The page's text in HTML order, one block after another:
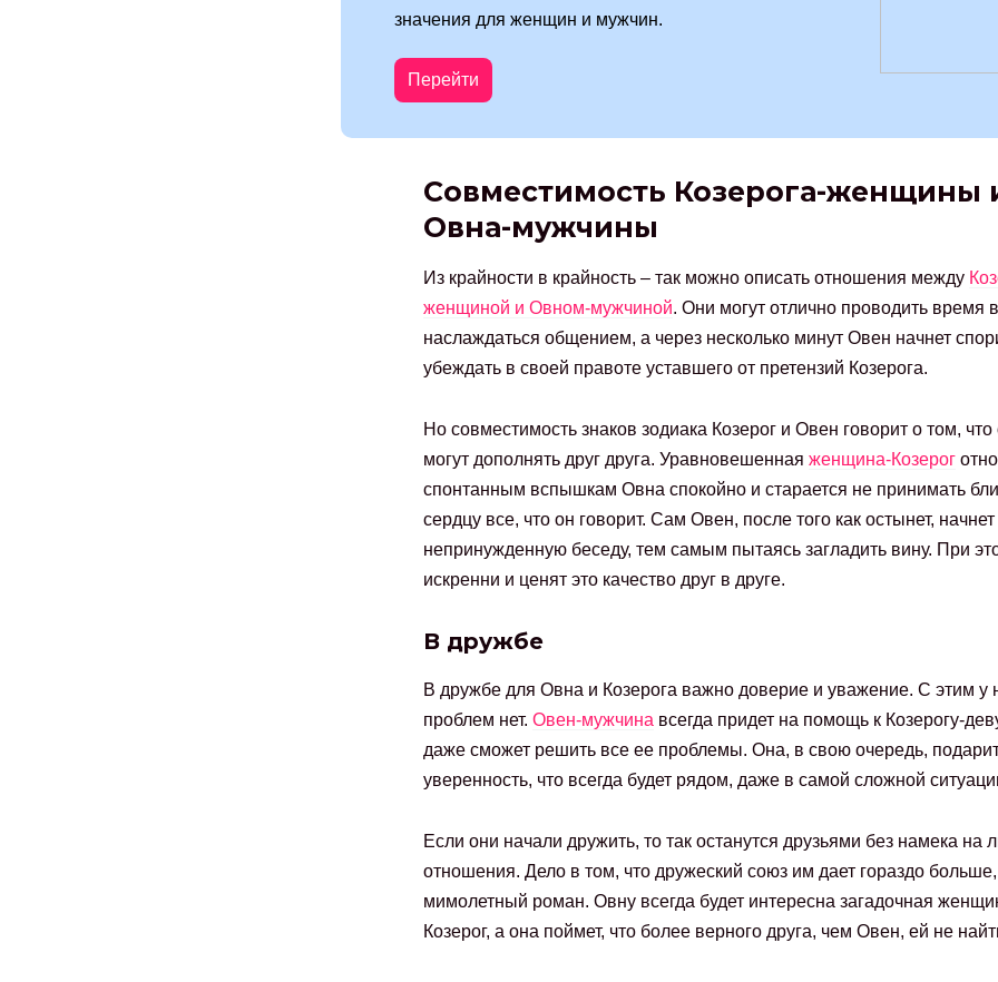
значения для женщин и мужчин.
Перейти
Совместимость Козерога-женщины
Овна-мужчины
Из крайности в крайность – так можно описать отношения между
женщиной и Овном-мужчиной. Они могут отлично проводить время
наслаждаться общением, а через несколько минут Овен начнет
убеждать в своей правоте уставшего от претензий Козерога.
Но совместимость знаков зодиака Козерог и Овен говорит о том, что
могут дополнять друг друга. Уравновешенная женщина-Козерог
спонтанным вспышкам Овна спокойно и старается не принимать
сердцу все, что он говорит. Сам Овен, после того как остынет, начнет
непринужденную беседу, тем самым пытаясь загладить вину. При
искренни и ценят это качество друг в друге.
В дружбе
В дружбе для Овна и Козерога важно доверие и уважение. С этим у
проблем нет. Овен-мужчина всегда придет на помощь к Козерогу-
даже сможет решить все ее проблемы. Она, в свою очередь,
уверенность, что всегда будет рядом, даже в самой сложной
Если они начали дружить, то так останутся друзьями без намека на
отношения. Дело в том, что дружеский союз им дает гораздо
мимолетный роман. Овну всегда будет интересна загадочная
Козерог, а она поймет, что более верного друга, чем Овен, ей не